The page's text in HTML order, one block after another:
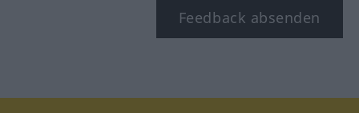
Feedback absenden